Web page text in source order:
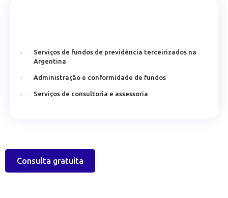
Serviços de fundos de previdência terceirizados na
Argentina
Administração e conformidade de fundos
Serviços de consultoria e assessoria
Consulta gratuita